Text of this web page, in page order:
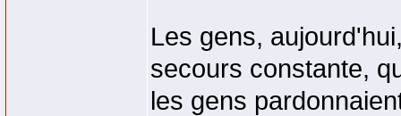
Les gens,
secours constante,
les gens